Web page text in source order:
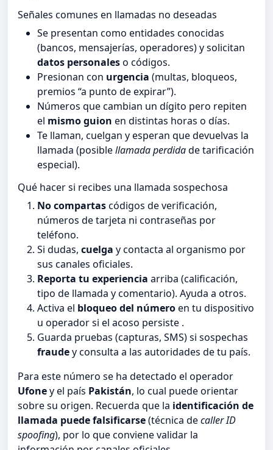
Señales comunes en llamadas no deseadas
Se presentan como entidades conocidas
(bancos, mensajerías, operadores) y solicitan
datos personaleso códigos.
Presionan con urgencia (multas, bloqueos,
premios “a punto de expirar”).
Números que cambian un dígito pero repiten
el mismo guion en distintas horas o días.
Te llaman, cuelgan y esperan que devuelvas la
llamada (posiblellamada perdidade tarificación
especial).
Qué hacer si recibes una llamada sospechosa
No compartascódigos de verificación,
números de tarjeta ni contraseñas por
teléfono.
Si dudas, cuelga y contacta al organismo por
sus canales oficiales.
Reporta tu experiencia arriba (calificación,
tipo de llamada y comentario). Ayuda a otros.
Activa el bloqueo del númeroen tu dispositivo
u operador si el acoso persiste .
Guarda pruebas (capturas, SMS) si sospechas
fraudey consulta a las autoridades de tu país.
Para este número se ha detectado el operador
Ufoney el país Pakistán, lo cual puede orientar
sobre su origen. Recuerda que la identificación de
llamada puede falsificarse(técnica decaller ID
spoofing), por lo que conviene validar la